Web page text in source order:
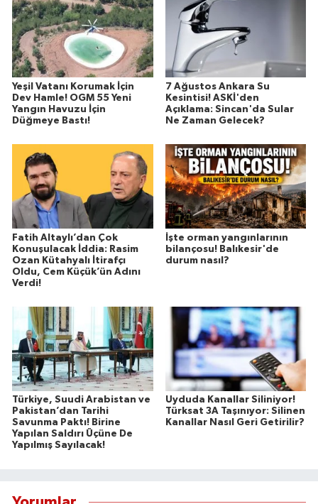
Yeşil Vatanı Korumak İçin
Dev Hamle! OGM 55 Yeni
Yangın Havuzu İçin
Düğmeye Bastı!
7 Ağustos Ankara Su
Kesintisi! ASKİ'den
Açıklama: Sincan'da Sular
Ne Zaman Gelecek?
Fatih Altaylı’dan Çok
Konuşulacak İddia: Rasim
Ozan Kütahyalı İtirafçı
Oldu, Cem Küçük’ün Adını
Verdi!
İşte orman yangınlarının
bilançosu! Balıkesir'de
durum nasıl?
Türkiye, Suudi Arabistan ve
Pakistan’dan Tarihi
Savunma Paktı! Birine
Yapılan Saldırı Üçüne De
Yapılmış Sayılacak!
Uyduda Kanallar Siliniyor!
Türksat 3A Taşınıyor: Silinen
Kanallar Nasıl Geri Getirilir?
TÜRKİYE
VİZYONDAKİLER
YAŞAM